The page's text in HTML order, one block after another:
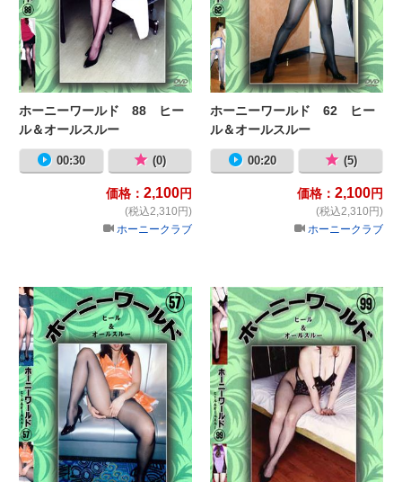
ホーニーワールド 88 ヒー
ル＆オールスルー
00:30 (0)
価格： 2,100円
(税込2,310円)
ホーニークラブ
ホーニーワールド 62 ヒー
ル＆オールスルー
00:20 (5)
価格： 2,100円
(税込2,310円)
ホーニークラブ
ホーニーワールド 57 ヒール＆オ
ホ